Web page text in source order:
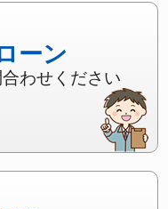
ーン
わせください